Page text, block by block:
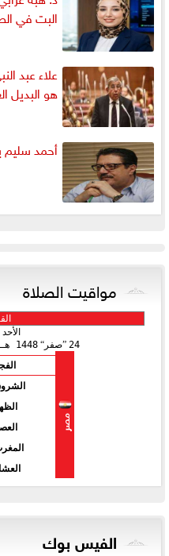
البت في
علاء عبد
هو البديل
أحمد سليم
مواقيت الصلاة
الأحد
24 صفر 1448 هـ
مصر
الفيس بوك